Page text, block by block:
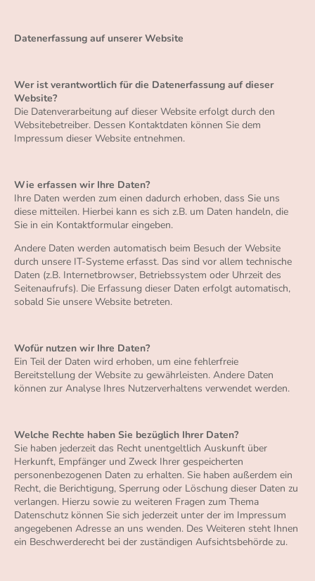
Datenerfassung auf unserer Website
Wer ist verantwortlich für die Datenerfassung auf dieser
Website?
Die Datenverarbeitung auf dieser Website erfolgt durch den
Websitebetreiber. Dessen Kontaktdaten können Sie dem
Impressum dieser Website entnehmen.
Wie erfassen wir Ihre Daten?
Ihre Daten werden zum einen dadurch erhoben, dass Sie uns
diese mitteilen. Hierbei kann es sich z.B. um Daten handeln, die
Sie in ein Kontaktformular eingeben.
Andere Daten werden automatisch beim Besuch der Website
durch unsere IT-Systeme erfasst. Das sind vor allem technische
Daten (z.B. Internetbrowser, Betriebssystem oder Uhrzeit des
Seitenaufrufs). Die Erfassung dieser Daten erfolgt automatisch,
sobald Sie unsere Website betreten.
Wofür nutzen wir Ihre Daten?
Ein Teil der Daten wird erhoben, um eine fehlerfreie
Bereitstellung der Website zu gewährleisten. Andere Daten
können zur Analyse Ihres Nutzerverhaltens verwendet werden.
Welche Rechte haben Sie bezüglich Ihrer Daten?
Sie haben jederzeit das Recht unentgeltlich Auskunft über
Herkunft, Empfänger und Zweck Ihrer gespeicherten
personenbezogenen Daten zu erhalten. Sie haben außerdem ein
Recht, die Berichtigung, Sperrung oder Löschung dieser Daten zu
verlangen. Hierzu sowie zu weiteren Fragen zum Thema
Datenschutz können Sie sich jederzeit unter der im Impressum
angegebenen Adresse an uns wenden. Des Weiteren steht Ihnen
ein Beschwerderecht bei der zuständigen Aufsichtsbehörde zu.